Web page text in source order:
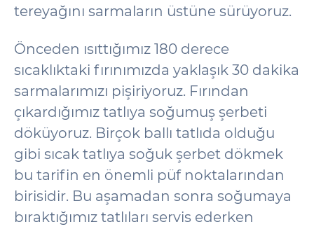
tereyağını sarmaların üstüne sürüyoruz.
Önceden ısıttığımız 180 derece
sıcaklıktaki fırınımızda yaklaşık 30 dakika
sarmalarımızı pişiriyoruz. Fırından
çıkardığımız tatlıya soğumuş şerbeti
döküyoruz. Birçok ballı tatlıda olduğu
gibi sıcak tatlıya soğuk şerbet dökmek
bu tarifin en önemli püf noktalarından
birisidir. Bu aşamadan sonra soğumaya
bıraktığımız tatlıları servis ederken